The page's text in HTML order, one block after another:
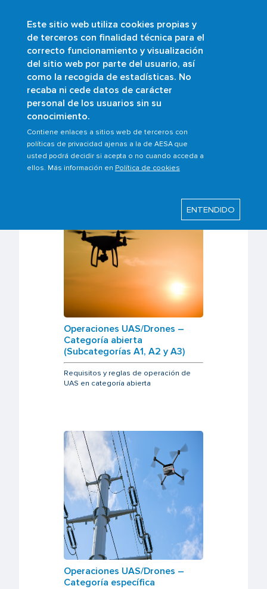
Este sitio web utiliza cookies propias y
de terceros con finalidad técnica para el
correcto funcionamiento y visualización
del sitio web por parte del usuario, así
como la recogida de estadísticas. No
recaba ni cede datos de carácter
personal de los usuarios sin su
conocimiento.
Contiene enlaces a sitios web de terceros con
políticas de privacidad ajenas a la de AESA que
usted podrá decidir si acepta o no cuando acceda a
ellos. Más información en Política de cookies
ENTENDIDO
Pasar
al
contenido
principal
Buscar
Sobrescribir
enlaces
de
ayuda
a
la
Inicio Ámbitos
UAS/Drones
Operaciones con UAS/drones
Operaciones con
UAS/drones
Operaciones UAS/Drones –
Categoría abierta
(Subcategorías A1, A2 y A3)
Requisitos y reglas de operación de
UAS en categoría abierta
Operaciones UAS/Drones –
Categoría específica